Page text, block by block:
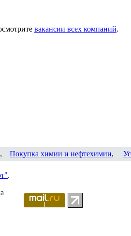
вакансии всех компаний.
, Покупка химии и нефтехимии,
.